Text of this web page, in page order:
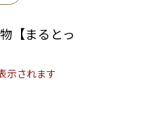
【まるとっ
示されます